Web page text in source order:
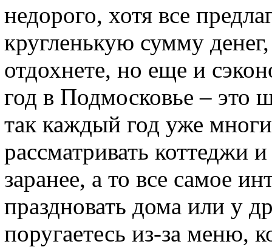
недорого, хотя все
кругленькую сумму
отдохнете, но еще и
год в Подмосковье – это
так каждый год уже
рассматривать коттеджи
заранее, а то все самое
праздновать дома или у
поругаетесь из-за меню,